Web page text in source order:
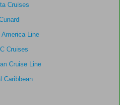
Cruises
America Line
Cruises
Cruise Line
Caribbean